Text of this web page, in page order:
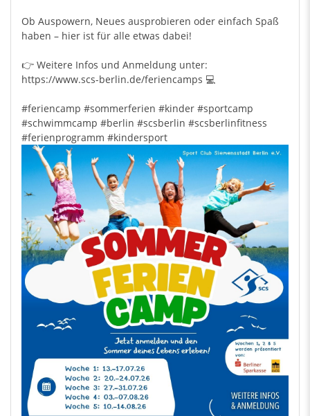
Ob Auspowern, Neues ausprobieren oder einfach Spaß
haben – hier ist für alle etwas dabei!
👉 Weitere Infos und Anmeldung unter:
https://www.scs-berlin.de/feriencamps 💻
#feriencamp #sommerferien #kinder #sportcamp
#schwimmcamp #berlin #scsberlin #scsberlinfitness
#ferienprogramm #kindersport